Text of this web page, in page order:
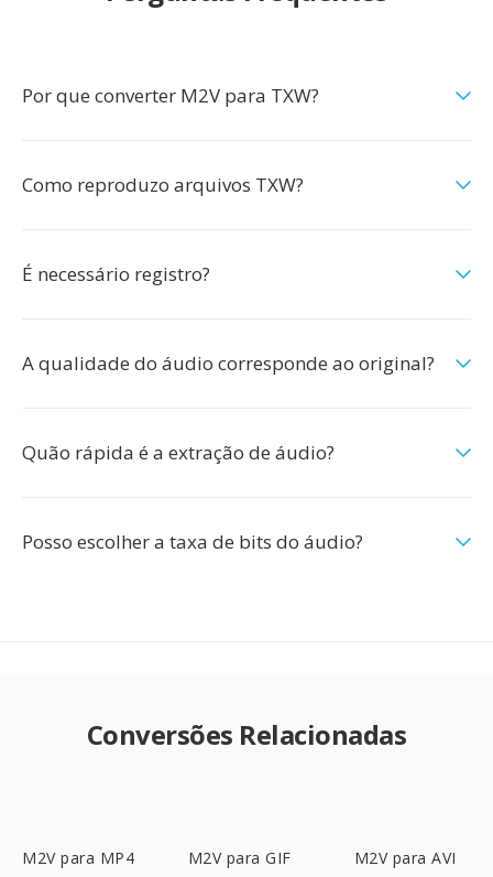
Por que converter M2V para TXW?
Como reproduzo arquivos TXW?
É necessário registro?
A qualidade do áudio corresponde ao original?
Quão rápida é a extração de áudio?
Posso escolher a taxa de bits do áudio?
Conversões Relacionadas
M2V para MP4 M2V para GIF M2V para AVI